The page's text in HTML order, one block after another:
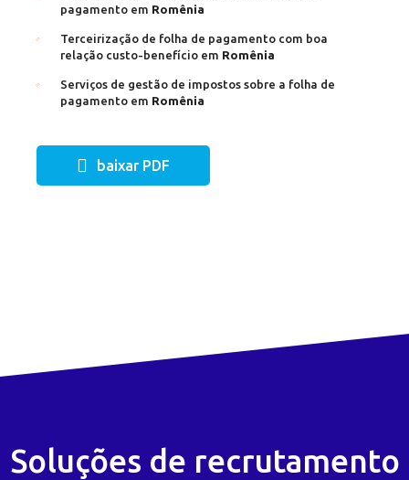
pagamento em Romênia
Terceirização de folha de pagamento com boa
relação custo-benefício em Romênia
Serviços de gestão de impostos sobre a folha de
pagamento em Romênia
baixar PDF
Soluções de recrutamento